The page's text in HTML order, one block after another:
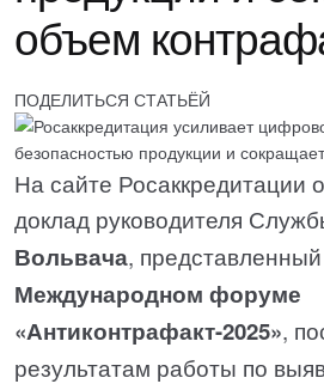
объем
ПОДЕЛИТЬСЯ СТАТЬЁЙ
На сайте Росаккредитации
доклад руководителя
Вольвача,
Международном форуме
«Антиконтрафакт-2025»,
результатам работы по